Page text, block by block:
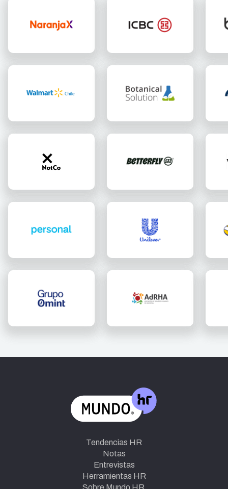
Tendencias HR
Notas
Entrevistas
Herramientas HR
Sobre Mundo HR